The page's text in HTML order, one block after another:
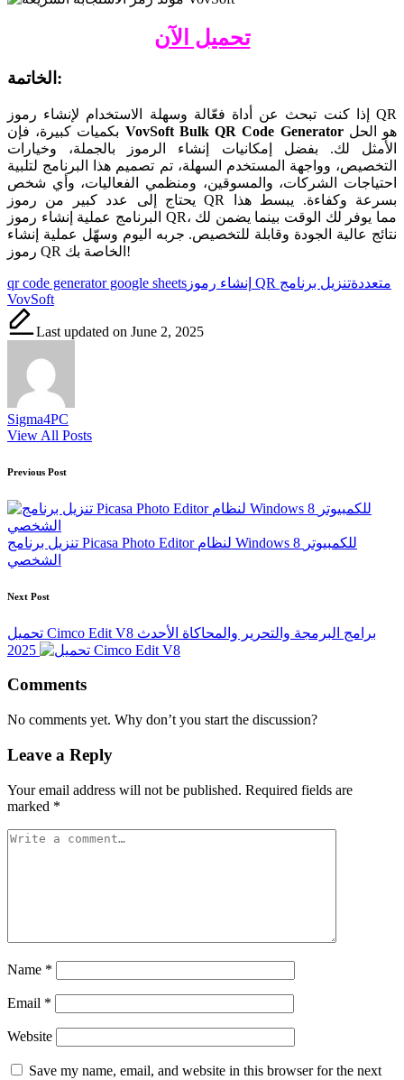
تحميل الآن
الخاتمة:
إذا كنت تبحث عن أداة فعّالة وسهلة الاستخدام لإنشاء رموز QR
VovSoft Bulk QR Code Generatorهو الحل
الأمثل لك. بفضل إمكانيات إنشاء الرموز بالجملة، وخيارات
التخصيص، وواجهة المستخدم السهلة، تم تصميم هذا البرنامج لتلبية
احتياجات الشركات، والمسوقين، ومنظمي الفعاليات، وأي شخص
يحتاج إلى عدد كبير من رموز QR بسرعة وكفاءة. يبسط هذا
البرنامج عملية إنشاء رموز QR، مما يوفر لك الوقت بينما يضمن لك
نتائج عالية الجودة وقابلة للتخصيص. جربه اليوم وسهّل عملية إنشاء
رموز QR الخاصة بك!
Tags:
qr code generator google sheets إنشاء رموز QR متعددةتنزيل برنامج
VovSoft
Last updated on June 2, 2025
Sigma4PC
View All Posts
Post
navigation
Previous Post
تنزيل برنامج Picasa Photo Editor لنظام Windows 8 للكمبيوتر
الشخصي
Next Post
تحميل Cimco Edit V8 برامج البرمجة والتحرير والمحاكاة الأحدث
2025
Comments
No comments yet. Why don’t you start the discussion?
Leave a Reply
Your email address will not be published. Required fields are
marked *
Name *
Email *
Website
Save my name, email, and website in this browser for the next